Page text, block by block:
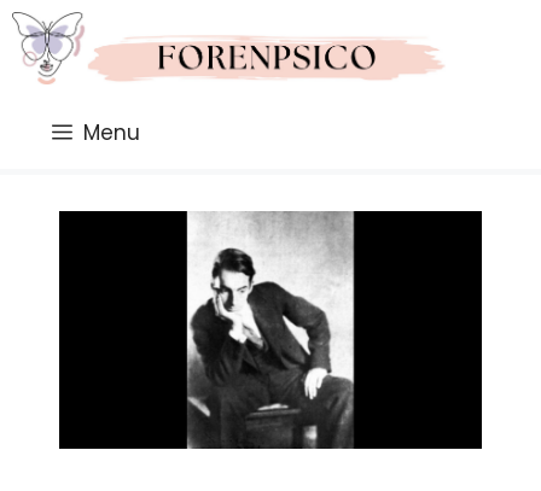
Saltar
al
contenido
Menu